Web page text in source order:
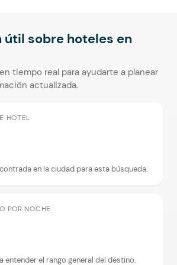
útil sobre hoteles en
tiempo real para ayudarte a planear
actualizada.
HOTEL
en la ciudad para esta búsqueda.
POR NOCHE
entender el rango general del destino.